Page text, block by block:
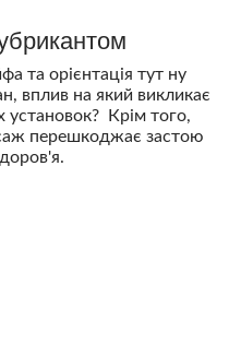
та орієнтація тут ну
вплив на який викликає
установок? Крім того,
перешкоджає застою